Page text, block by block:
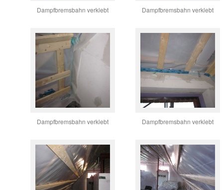
Dampfbremsbahn verklebt Dampfbremsbahn verklebt
Dampfbremsbahn verklebt Dampfbremsbahn verklebt